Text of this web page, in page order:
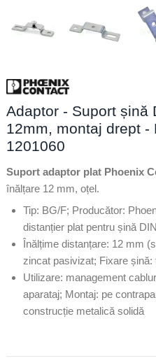
Adaptor - Suport șină
12mm, montaj drept -
1201060
Suport adaptor plat Phoenix
înălțare 12 mm, oțel.
Tip: BG/F; Producător:
distanțier plat pentru șină DIN
Înălțime distanțare: 12 mm
zincat pasivizat; Fixare șină:
Utilizare: management
aparataj; Montaj: pe
construcție metalică solidă